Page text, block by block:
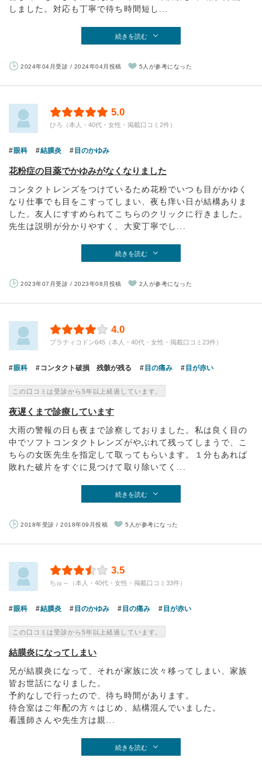
しました。対応も丁寧で待ち時間短し...
続きを読む
2024年04月受診 / 2024年04月投稿 5人が参考になった
5.0
ひろ（本人・40代・女性・掲載口コミ2件）
眼科 結膜炎 目のかゆみ
花粉症の目薬でかゆみがなくなりました
コンタクトレンズをつけているため花粉でいつも目がかゆく
なり仕事でも目をこすってしまい、夜も痒い日が結構ありま
した。友人にすすめられてこちらのクリックに行きました。
先生は説明が分かりやすく、大変丁寧でし...
続きを読む
2023年07月受診 / 2023年08月投稿 2人が参考になった
4.0
プラティコドン645（本人・40代・女性・掲載口コミ23件）
眼科 コンタクト破損 残骸が残る 目の痛み 目が赤い
この口コミは受診から5年以上経過しています。
夜遅くまで診療しています
大雨の警報の日も夜まで診察しておりました。私は良く目の
中でソフトコンタクトレンズがやぶれて残ってしまうで、こ
ちらの女医先生を指定して取ってもらいます。１分もあれば
敗れた破片をすぐに見つけて取り除いてく...
続きを読む
2018年受診 / 2018年09月投稿 5人が参考になった
3.5
ちゅ～（本人・40代・女性・掲載口コミ33件）
眼科 結膜炎 目のかゆみ 目の痛み 目が赤い
この口コミは受診から5年以上経過しています。
結膜炎になってしまい
兄が結膜炎になって、それが家族に次々移ってしまい、家族
皆お世話になりました。
予約なしで行ったので、待ち時間があります。
待合室はご年配の方々はじめ、結構混んでいました。
看護師さんや先生方は親...
続きを読む